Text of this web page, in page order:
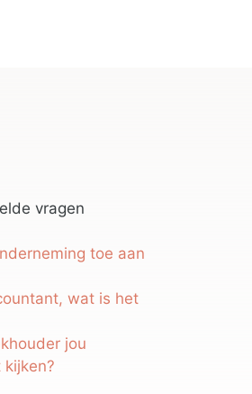
vragen
toe aan
wat is het
jou